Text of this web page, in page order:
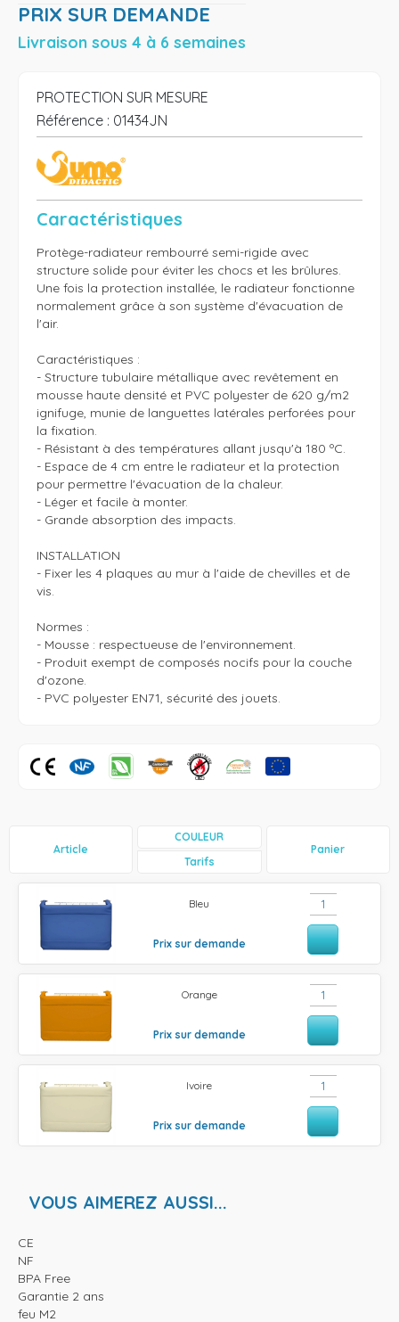
PRIX SUR DEMANDE
Livraison sous 4 à 6 semaines
PROTECTION SUR MESURE
Référence : 01434JN
Caractéristiques
Protège-radiateur rembourré semi-rigide avec
structure solide pour éviter les chocs et les brûlures.
Une fois la protection installée, le radiateur fonctionne
normalement grâce à son système d'évacuation de
l'air.
Caractéristiques :
- Structure tubulaire métallique avec revêtement en
mousse haute densité et PVC polyester de 620 g/m2
ignifuge, munie de languettes latérales perforées pour
la fixation.
- Résistant à des températures allant jusqu'à 180 ºC.
- Espace de 4 cm entre le radiateur et la protection
pour permettre l'évacuation de la chaleur.
- Léger et facile à monter.
- Grande absorption des impacts.
INSTALLATION
- Fixer les 4 plaques au mur à l'aide de chevilles et de
vis.
Normes :
- Mousse : respectueuse de l'environnement.
- Produit exempt de composés nocifs pour la couche
d'ozone.
- PVC polyester EN71, sécurité des jouets.
Article
COULEUR
Tarifs
Panier
Bleu
Prix sur demande
Orange
Prix sur demande
Ivoire
Prix sur demande
VOUS AIMEREZ AUSSI...
CE
NF
BPA Free
Garantie 2 ans
feu M2